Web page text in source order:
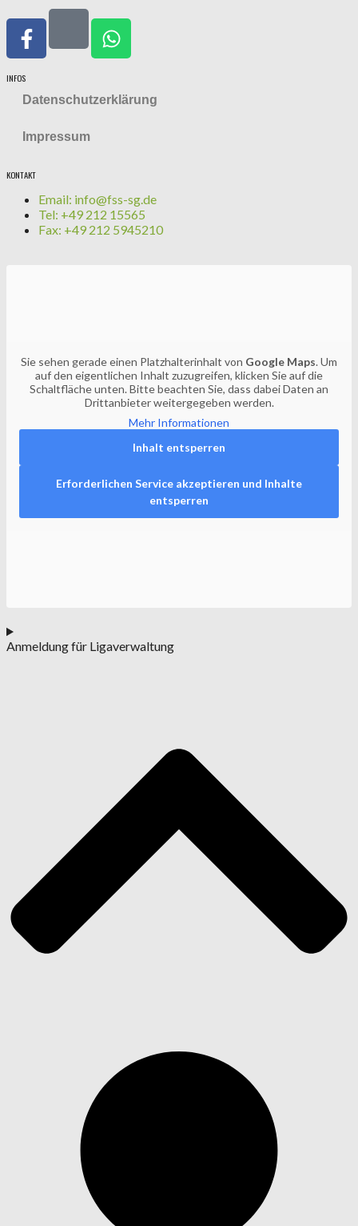
INFOS
Datenschutzerklärung
Impressum
KONTAKT
Email: info@fss-sg.de
Tel: +49 212 15565
Fax: +49 212 5945210
Sie sehen gerade einen Platzhalterinhalt von Google Maps. Um
auf den eigentlichen Inhalt zuzugreifen, klicken Sie auf die
Schaltfläche unten. Bitte beachten Sie, dass dabei Daten an
Drittanbieter weitergegeben werden.
Mehr Informationen
Inhalt entsperren
Erforderlichen Service akzeptieren und Inhalte
entsperren
Anmeldung für Ligaverwaltung